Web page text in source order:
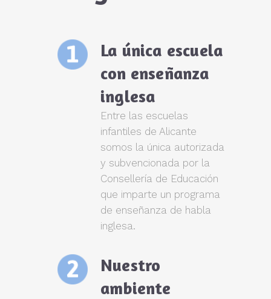
La única escuela
con enseñanza
inglesa
Entre las escuelas
infantiles de Alicante
somos la única autorizada
y subvencionada por la
Consellería de Educación
que imparte un programa
de enseñanza de habla
inglesa.
Nuestro
ambiente